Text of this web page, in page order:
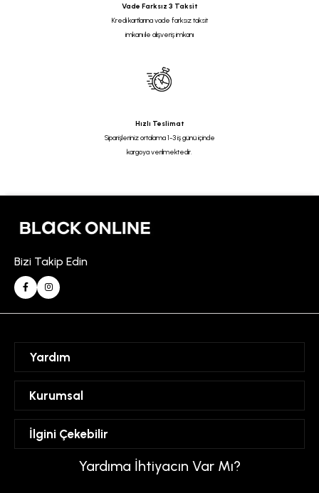
Vade Farksız 3 Taksit
Kredi kartlarına vade farksız taksit
imkanı ile alışveriş imkanı
Hızlı Teslimat
Siparişleriniz ortalama 1-3 iş günü içinde
kargoya verilmektedir.
Bizi Takip Edin
Yardım
Hesabım
Favorilerim
Kurumsal
Mesafeli Satış Sözleşmesi
Üyelik Sözleşmesi
Gizlilik ve Güvenlik Politikası
İlgini Çekebilir
Yardıma İhtiyacın Var Mı?